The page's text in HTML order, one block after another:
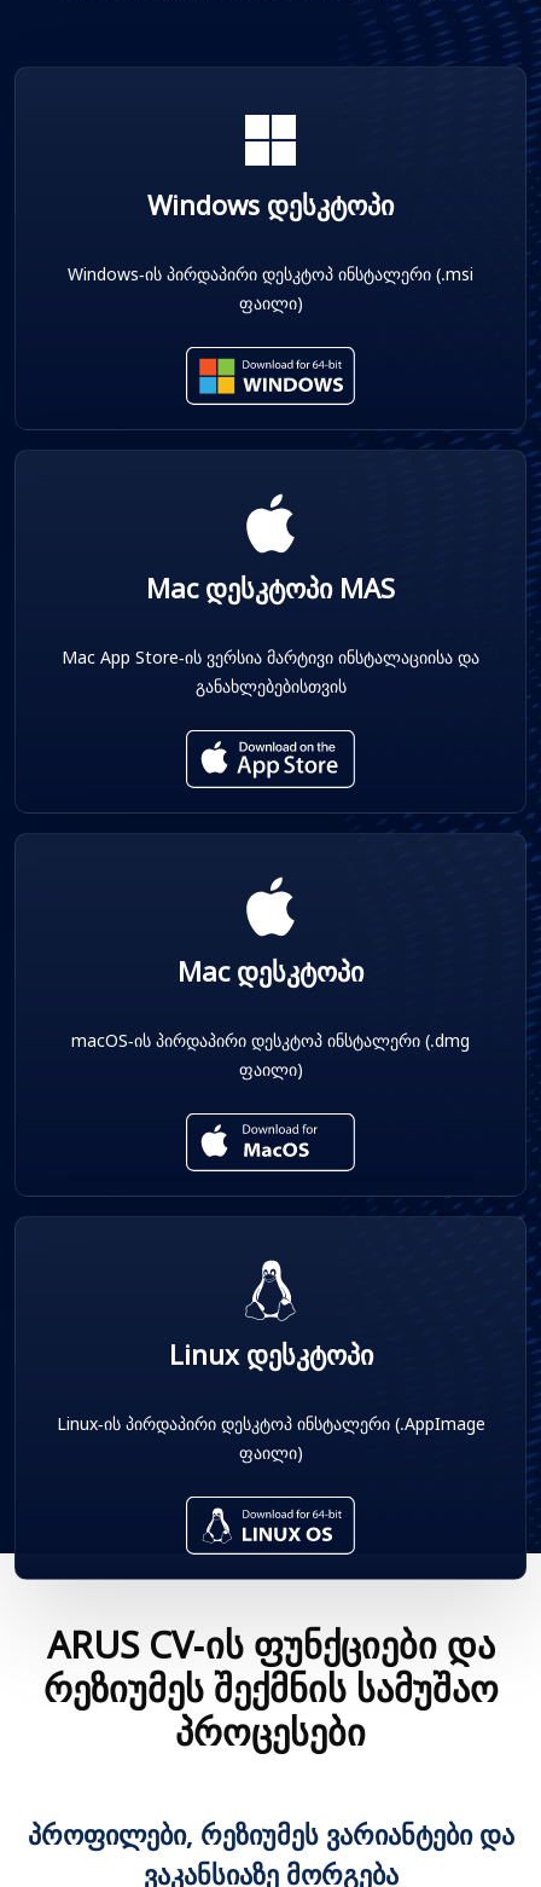
Windows დესკტოპი
Windows-ის პირდაპირი დესკტოპ ინსტალერი (.msi
ფაილი)
Mac დესკტოპი MAS
Mac App Store-ის ვერსია მარტივი ინსტალაციისა და
განახლებებისთვის
Mac დესკტოპი
macOS-ის პირდაპირი დესკტოპ ინსტალერი (.dmg
ფაილი)
Linux დესკტოპი
Linux-ის პირდაპირი დესკტოპ ინსტალერი (.AppImage
ფაილი)
ARUS CV-ის ფუნქციები და
რეზიუმეს შექმნის სამუშაო
პროცესები
პროფილები, რეზიუმეს ვარიანტები და